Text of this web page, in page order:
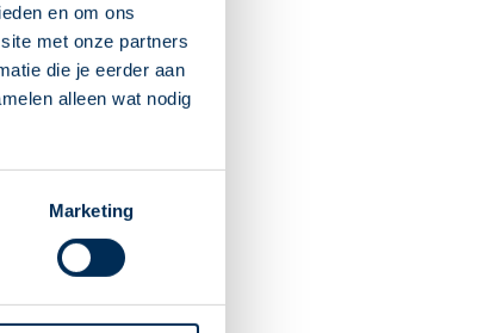
en om ons
met onze partners
die je eerder aan
alleen wat nodig
Marketing
onder de tong